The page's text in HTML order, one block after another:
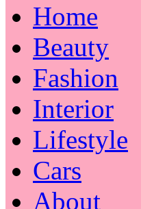
Home
Beauty
Fashion
Interior
Lifestyle
Cars
About